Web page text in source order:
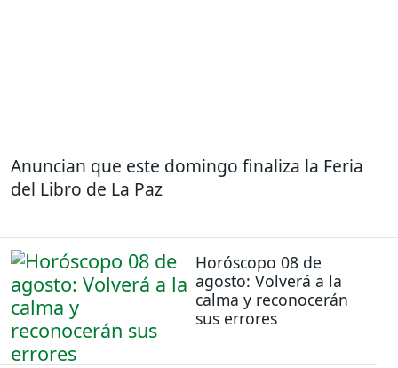
Anuncian que este domingo finaliza la Feria
del Libro de La Paz
Horóscopo 08 de
agosto: Volverá a la
calma y reconocerán
sus errores